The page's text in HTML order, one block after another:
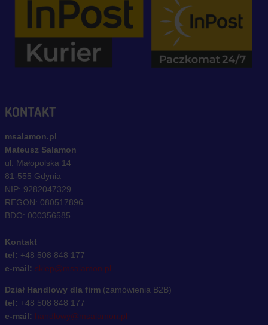
KONTAKT
msalamon.pl
Mateusz Salamon
ul. Małopolska 14
81-555 Gdynia
NIP: 9282047329
REGON: 080517896
BDO: 000356585
Kontakt
tel: +48 508 848 177
e-mail: sklep@msalamon.pl
Dział Handlowy dla firm (zamówienia B2B)
tel: +48 508 848 177
e-mail: handlowy@msalamon.pl